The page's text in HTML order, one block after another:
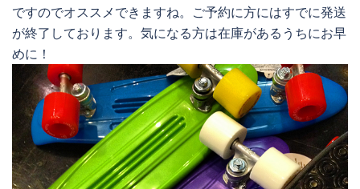
ですのでオススメできますね。ご予約に方にはすでに発送
が終了しております。気になる方は在庫があるうちにお早
めに！